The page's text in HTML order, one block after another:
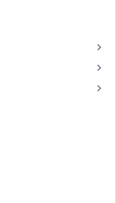
keyboard_arrow_right
keyboard_arrow_right
keyboard_arrow_right